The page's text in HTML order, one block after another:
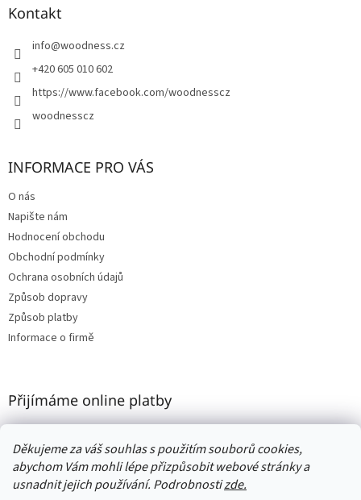
Děkujeme za váš souhlas s použitím souborů cookies,
abychom Vám mohli lépe přizpůsobit webové stránky a
usnadnit jejich používání. Podrobnostizde.
Kontakt
info@woodness.cz
+420 605 010 602
https://www.facebook.com/woodnesscz
woodnesscz
INFORMACE PRO VÁS
O nás
Napište nám
Hodnocení obchodu
Obchodní podmínky
Ochrana osobních údajů
Způsob dopravy
Způsob platby
Informace o firmě
Přijímáme online platby